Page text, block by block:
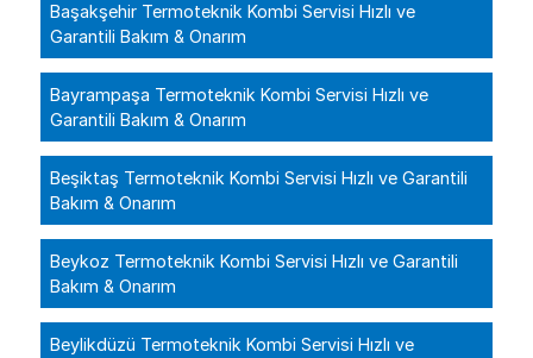
Başakşehir Termoteknik Kombi Servisi Hızlı ve
Garantili Bakım & Onarım
Bayrampaşa Termoteknik Kombi Servisi Hızlı ve
Garantili Bakım & Onarım
Beşiktaş Termoteknik Kombi Servisi Hızlı ve Garantili
Bakım & Onarım
Beykoz Termoteknik Kombi Servisi Hızlı ve Garantili
Bakım & Onarım
Beylikdüzü Termoteknik Kombi Servisi Hızlı ve